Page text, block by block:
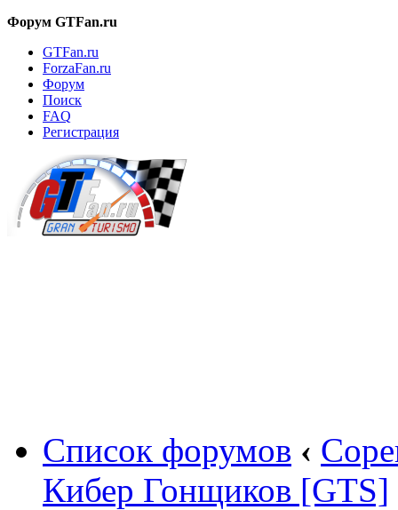
Форум GTFan.ru
GTFan.ru
ForzaFan.ru
Форум
Поиск
FAQ
Регистрация
Список форумов ‹
Кибер Гонщиков [GTS]